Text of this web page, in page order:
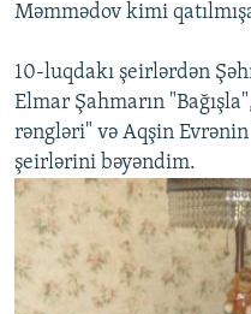
Məmmədov kimi
10-luqdakı şeirlərdən
Elmar Şahmarın
rəngləri" və Aqşin
şeirlərini bəyəndim.